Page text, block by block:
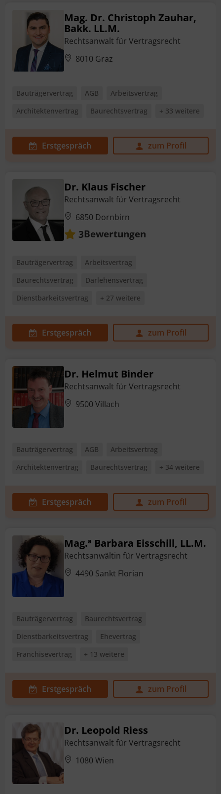
Mag. Dr. Christoph Zauhar,
Bakk. LL.M.
Rechtsanwalt für Vertragsrecht
8010 Graz
Bauträgervertrag AGB
Arbeitsvertrag
Architektenvertrag
Baurechtsvertrag + 33 weitere
Erstgespräch zum Profil
Dr. Klaus Fischer
Rechtsanwalt für Vertragsrecht
6850 Dornbirn
3Bewertungen
Bauträgervertrag
Arbeitsvertrag
Baurechtsvertrag
Darlehensvertrag
Dienstbarkeitsvertrag
+ 27 weitere
Erstgespräch zum Profil
Dr. Helmut Binder
Rechtsanwalt für Vertragsrecht
9500 Villach
Bauträgervertrag AGB
Arbeitsvertrag
Architektenvertrag
Baurechtsvertrag + 34 weitere
Erstgespräch zum Profil
Mag.ª Barbara Eisschill, LL.M.
Rechtsanwältin für Vertragsrecht
4490 Sankt Florian
Bauträgervertrag
Baurechtsvertrag
Dienstbarkeitsvertrag
Ehevertrag
Franchisevertrag
+ 13 weitere
Erstgespräch zum Profil
Dr. Leopold Riess
Rechtsanwalt für Vertragsrecht
1080 Wien